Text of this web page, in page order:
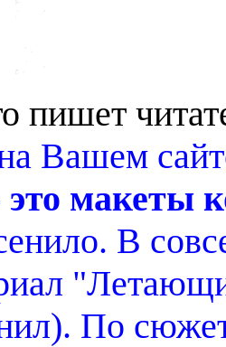
пишет
Вашем
макеты
В
По